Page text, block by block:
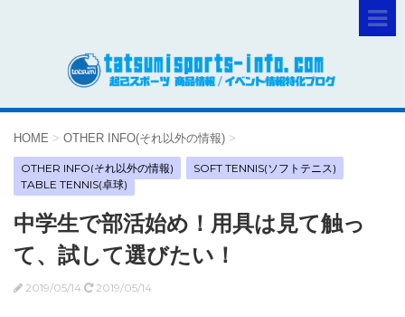
HOME > OTHER INFO(それ以外の情報) >
OTHER INFO(それ以外の情報)
SOFT TENNIS(ソフトテニス)
TABLE TENNIS(卓球)
中学生で部活始め！用具は見て触っ
て、試して選びたい！
2019/05/14 2019/05/14